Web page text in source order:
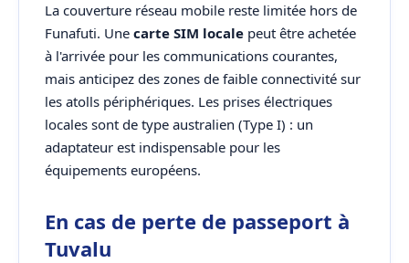
La couverture réseau mobile reste limitée hors de
Funafuti. Une carte SIM locale peut être achetée
à l'arrivée pour les communications courantes,
mais anticipez des zones de faible connectivité sur
les atolls périphériques. Les prises électriques
locales sont de type australien (Type I) : un
adaptateur est indispensable pour les
équipements européens.
En cas de perte de passeport à
Tuvalu